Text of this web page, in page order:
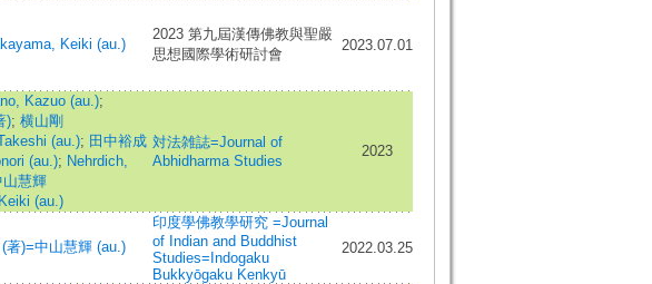
Keiki (au.)
2023 第九屆漢傳佛教與聖嚴
思想國際學術研討會
2023.07.01
Kazuo (au.);
); 横山剛
(au.); 田中裕成
(au.); Nehrdich,
山慧輝
(au.)
対法雑誌=Journal of
Abhidharma Studies
2023
著)=中山慧輝 (au.)
印度學佛教學研究 =Journal
of Indian and Buddhist
Studies=Indogaku
Bukkyōgaku Kenkyū
2022.03.25